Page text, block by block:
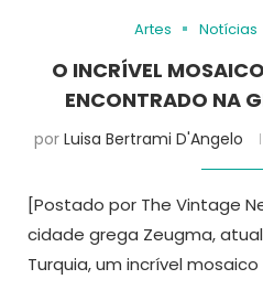
Artes Notícias
O INCRÍVEL
ENCONTRADO NA
por Luisa Bertrami D'Angelo
[Postado por The Vintage
cidade grega Zeugma,
Turquia, um incrível mosaico